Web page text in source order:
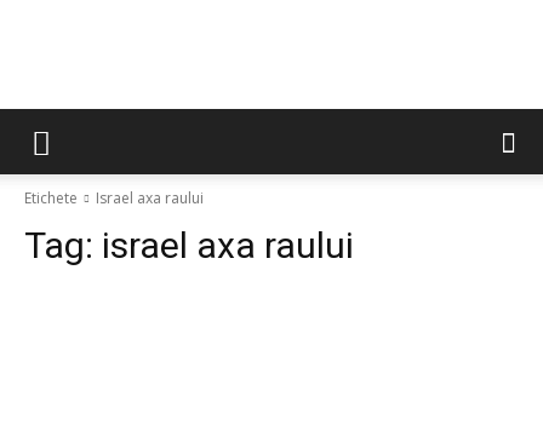
Etichete Israel axa raului
Tag: israel axa raului